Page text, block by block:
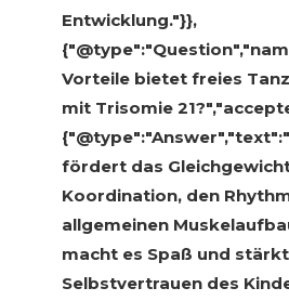
Entwicklung."}},
Vorteile bietet freies
mit Trisomie
fördert das
Koordination, den
allgemeinen
macht es Spaß und
Selbstvertrauen des